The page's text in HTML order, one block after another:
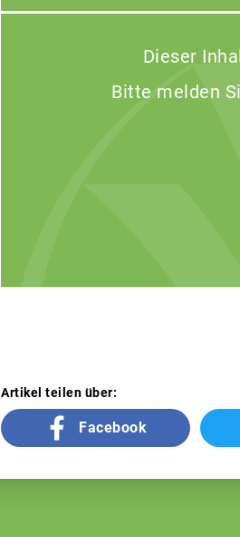
Dieser
Bitte melden
Artikel teilen über:
Facebook